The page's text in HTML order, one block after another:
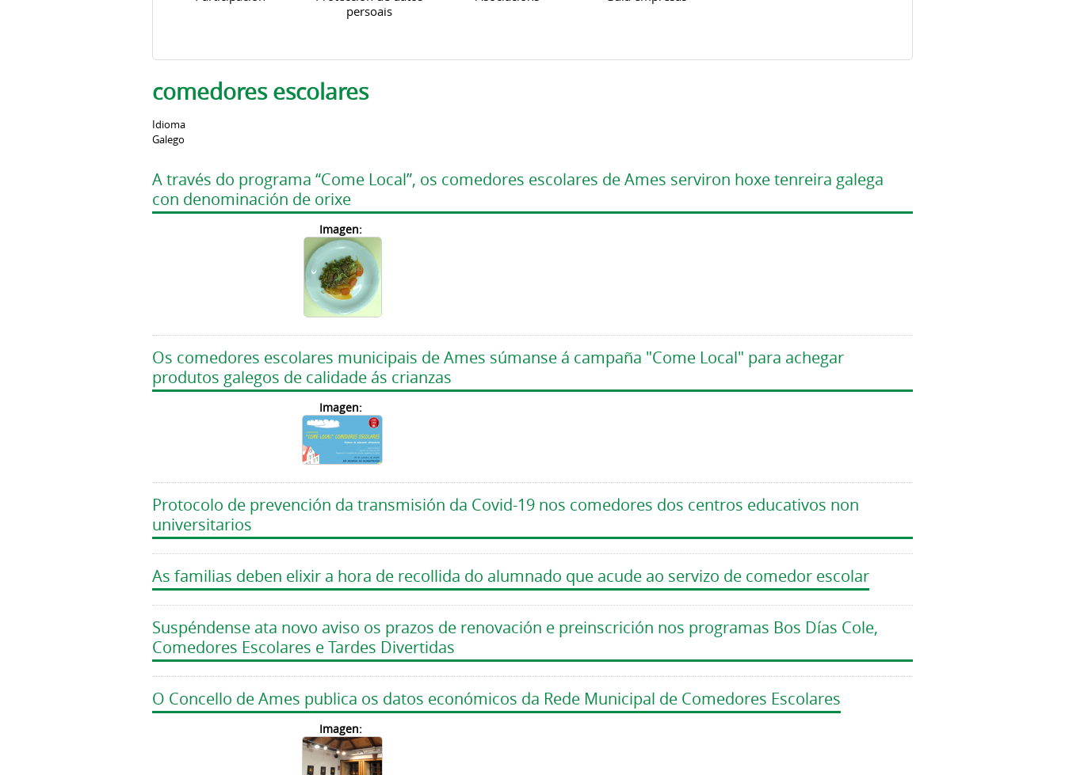
persoais
comedores escolares
Idioma
Galego
A través do programa “Come Local”, os comedores escolares de Ames serviron hoxe tenreira galega
con denominación de orixe
Imagen:
Os comedores escolares municipais de Ames súmanse á campaña "Come Local" para achegar
produtos galegos de calidade ás crianzas
Imagen:
Protocolo de prevención da transmisión da Covid-19 nos comedores dos centros educativos non
universitarios
As familias deben elixir a hora de recollida do alumnado que acude ao servizo de comedor escolar
Suspéndense ata novo aviso os prazos de renovación e preinscrición nos programas Bos Días Cole,
Comedores Escolares e Tardes Divertidas
O Concello de Ames publica os datos económicos da Rede Municipal de Comedores Escolares
Imagen: